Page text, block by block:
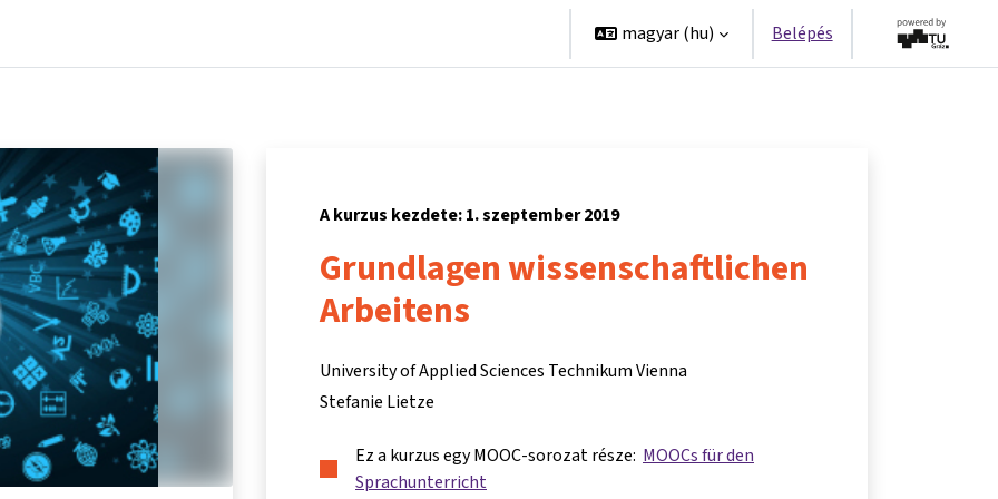
magyar ‎(hu)‎ Belépés
A kurzus kezdete: 1. szeptember 2019
Grundlagen wissenschaftlichen
Arbeitens
University of Applied Sciences Technikum Vienna
Stefanie Lietze
Ez a kurzus egy MOOC-sorozat része: MOOCs für den
Sprachunterricht